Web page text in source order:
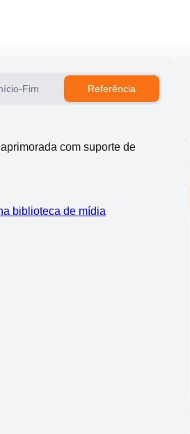
Fim Referência
com suporte de
biblioteca de mídia